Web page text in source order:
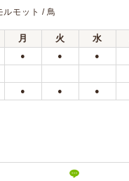
ルモット / 鳥
月 火 水
● ● ●
● ● ●